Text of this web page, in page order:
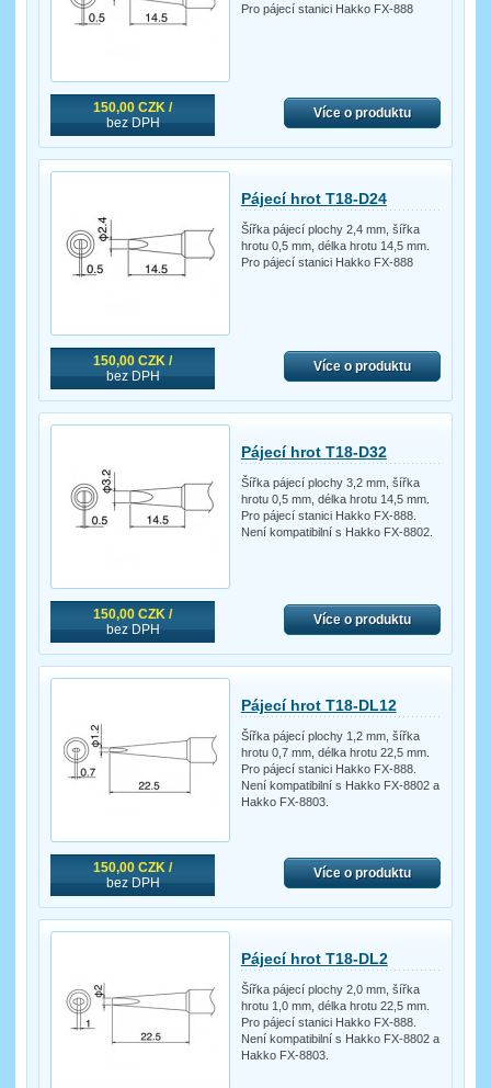
150,00 CZK /
bez DPH
Pro pájecí stanici Hakko FX-888
Více o produktu
150,00 CZK /
bez DPH
Pájecí hrot T18-D24
Šířka pájecí plochy 2,4 mm, šířka
hrotu 0,5 mm, délka hrotu 14,5 mm.
Pro pájecí stanici Hakko FX-888
Více o produktu
150,00 CZK /
bez DPH
Pájecí hrot T18-D32
Šířka pájecí plochy 3,2 mm, šířka
hrotu 0,5 mm, délka hrotu 14,5 mm.
Pro pájecí stanici Hakko FX-888.
Není kompatibilní s Hakko FX-8802.
Více o produktu
150,00 CZK /
bez DPH
Pájecí hrot T18-DL12
Šířka pájecí plochy 1,2 mm, šířka
hrotu 0,7 mm, délka hrotu 22,5 mm.
Pro pájecí stanici Hakko FX-888.
Není kompatibilní s Hakko FX-8802 a
Hakko FX-8803.
Více o produktu
Pájecí hrot T18-DL2
Šířka pájecí plochy 2,0 mm, šířka
hrotu 1,0 mm, délka hrotu 22,5 mm.
Pro pájecí stanici Hakko FX-888.
Není kompatibilní s Hakko FX-8802 a
Hakko FX-8803.